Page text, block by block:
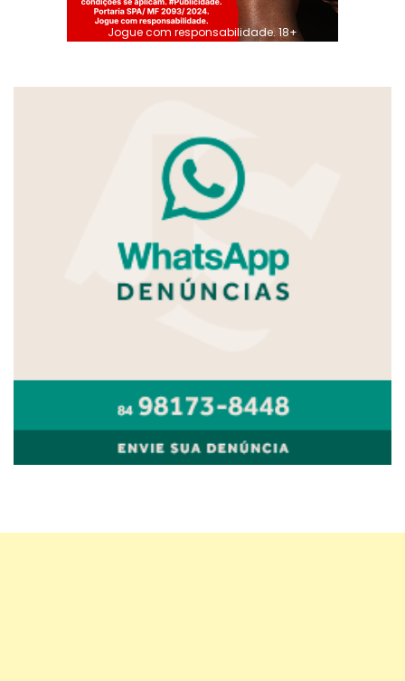
Jogue com responsabilidade. 18+